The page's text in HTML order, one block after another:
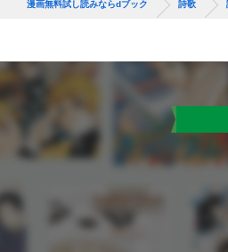
漫画無料試し読みならdブック 詩歌